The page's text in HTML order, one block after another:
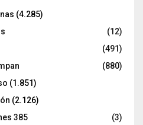
(4.285)
(12)
(491)
(880)
(1.851)
(2.126)
385
(3)